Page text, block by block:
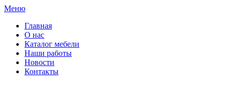
Меню
Главная
О нас
Каталог мебели
Наши работы
Новости
Контакты